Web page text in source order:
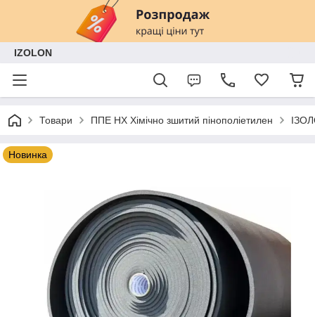
IZOLON
Товари ППЕ НХ Хімічно зшитий пінополіетилен
Новинка